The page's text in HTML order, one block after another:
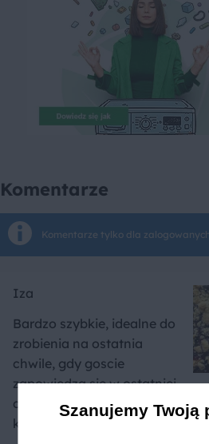
Komentarze
Komentarze tylko dla zalogowanych
Iza
Bardzo szybkie, idealne do
zrobienia na ostatnia
chwile, gdy goscie
zapowiedzą się w ostatniej
chwili. Sprawdzi sie z
kazdymi owocami :)
Szanujemy Twoją